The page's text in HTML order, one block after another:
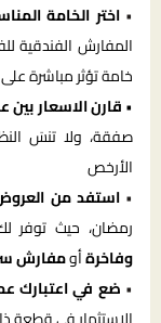
•اختر الخامة
المفارش الفندقية
خامة تؤثر مباشرة على
•قارن الاسعار
صفقة، ولا تنسَ
الأرخص
•استفد من
رمضان، حيث
وفاخرةأومفارش
• ضع في اعتبارك